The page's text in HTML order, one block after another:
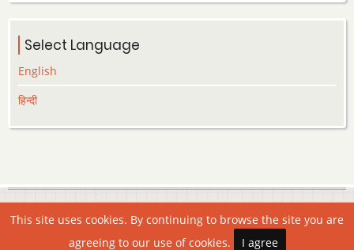
Select Language
English
हिन्दी
This site uses cookies. By continuing to browse the site you are
agreeing to our use of cookies.
I agree